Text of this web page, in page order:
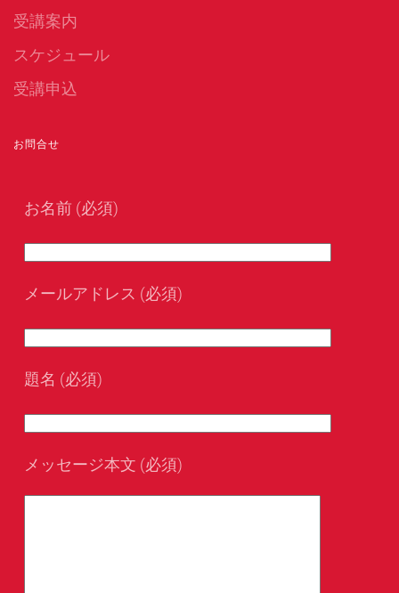
受講案内
スケジュール
受講申込
お問合せ
お名前 (必須)
メールアドレス (必須)
題名 (必須)
メッセージ本文 (必須)